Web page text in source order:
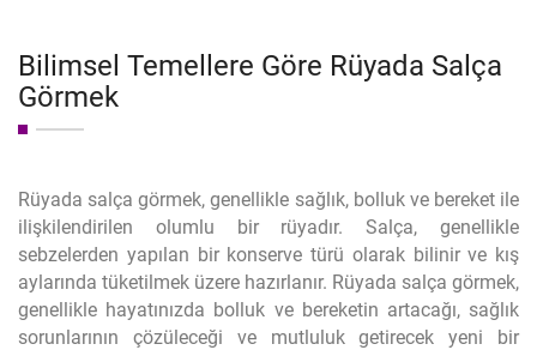
Bilimsel Temellere Göre Rüyada Salça
Görmek
Rüyada salça görmek, genellikle sağlık, bolluk ve bereket ile
ilişkilendirilen olumlu bir rüyadır. Salça, genellikle
sebzelerden yapılan bir konserve türü olarak bilinir ve kış
aylarında tüketilmek üzere hazırlanır. Rüyada salça görmek,
genellikle hayatınızda bolluk ve bereketin artacağı, sağlık
sorunlarının çözüleceği ve mutluluk getirecek yeni bir